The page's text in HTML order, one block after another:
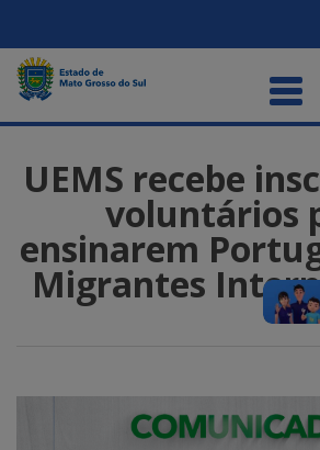
UEMS recebe
voluntários
ensinarem
Migrantes